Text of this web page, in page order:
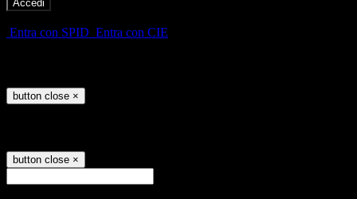
Entra con SPID Entra con CIE
button close ×
button close ×